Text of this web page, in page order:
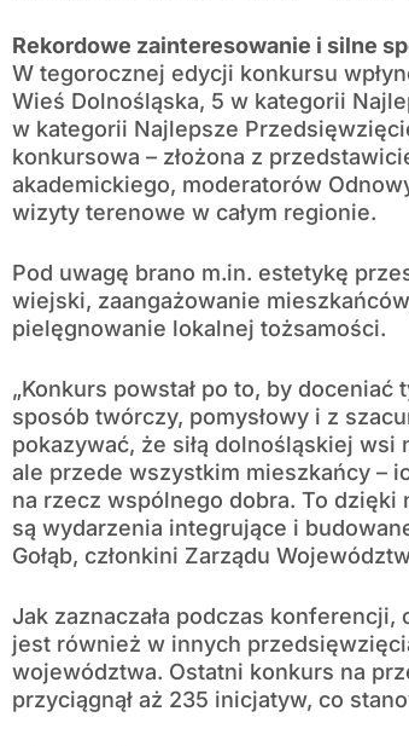
Rekordowe zainteresowanie i silne
W tegorocznej edycji konkursu
Wieś Dolnośląska, 5 w kategorii
w kategorii Najlepsze
konkursowa – złożona z
akademickiego, moderatorów
wizyty terenowe w całym regionie.
Pod uwagę brano m.in. estetykę
wiejski, zaangażowanie
pielęgnowanie lokalnej tożsamości.
„Konkurs powstał po to, by
sposób twórczy, pomysłowy i z
pokazywać, że siłą dolnośląskiej
ale przede wszystkim mieszkańcy –
na rzecz wspólnego dobra. To
są wydarzenia integrujące i
Gołąb, członkini Zarządu
Jak zaznaczała podczas
jest również w innych
województwa. Ostatni konkurs na
przyciągnął aż 235 inicjatyw, co